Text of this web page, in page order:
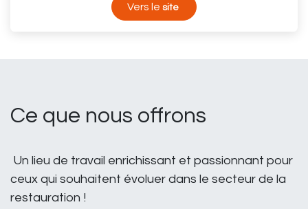
Vers le site
Ce que nous offrons
Un lieu de travail enrichissant et passionnant pour
ceux qui souhaitent évoluer dans le secteur de la
restauration !